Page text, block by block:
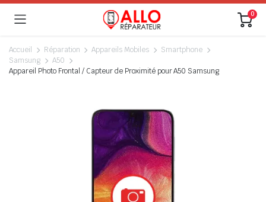
0
Accueil Réparation Appareils Mobiles
Smartphone
Samsung
A50
Appareil Photo Frontal / Capteur de Proximité pour A50 Samsung